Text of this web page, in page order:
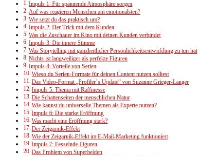
Impuls 1: Für spannende Atmosphäre sorgen
Auf was reagieren Menschen am emotionalsten?
Wie setzt du das praktisch um?
Impuls 2: Der Trick mit dem Kunden
Was die Zuschauer im Kino mit deinen Kunden verbindet
Impuls 3: Die innere Stimme
Was Storytelling mit ganzheitlicher Persönlichkeitsentwicklung zu tun hat
Nichts ist langweiliger als perfekte Figuren
Impuls 4: Vorteile von Serien
Wieso du Serien-Formate für deinen Content nutzen solltest
Das Video-Format „Profiler´s Update“ von Suzanne Grieger-Langer
Impuls 5: Thema mit Raffinesse
Die Schattenseiten der menschlichen Natur
Wie kannst du universelle Themen als Experte nutzen?
Impuls 6: Die starke Eröffnung
Was macht eine Eröffnung stark?
Der Zeigarnik-Effekt
Wie der Zeigarnik-Effekt im E-Mail-Marketing funktioniert
Impuls 7: Fesselnde Figuren
Das Problem von Superhelden